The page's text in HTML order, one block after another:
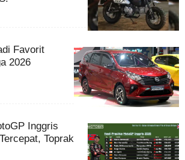
Favorit
2026
Inggris
Toprak